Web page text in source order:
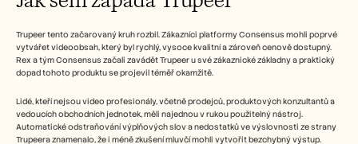
Trupeer tento začarovaný kruh rozbil. Zákazníci platformy Consensus mohli poprvé
vytvářet videoobsah, který byl rychlý, vysoce kvalitní a zároveň cenově dostupný.
Rex a tým Consensus začali zavádět Trupeer u své zákaznické základny a praktický
dopad tohoto produktu se projevil téměř okamžitě.
Lidé, kteří nejsou video profesionály, včetně prodejců, produktových konzultantů a
vedoucích obchodních jednotek, měli najednou v rukou použitelný nástroj.
Automatické odstraňování výplňových slov a nedostatků ve výslovnosti ze strany
Trupeera znamenalo, že i méně zkušení mluvčí mohli vytvořit bezchybný výstup.